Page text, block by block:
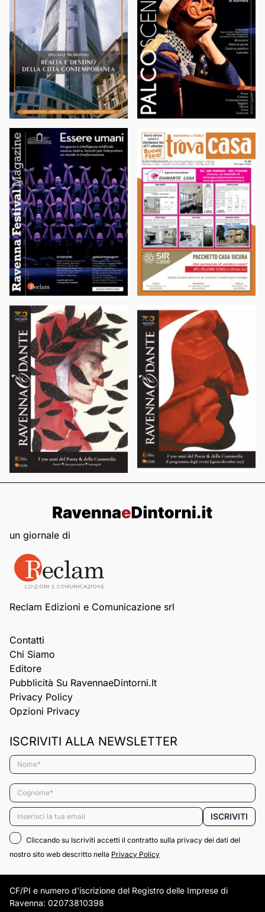
un giornale di
Reclam Edizioni e Comunicazione srl
Contatti
Chi Siamo
Editore
Pubblicità Su RavennaeDintorni.it
Privacy Policy
Opzioni Privacy
ISCRIVITI ALLA NEWSLETTER
Nome*
Cognome*
Email* ISCRIVITI
Cliccando su Iscriviti accetti il contratto sulla privacy dei dati del
nostro sito web descritto nella Privacy Policy
CF/PI e numero d'iscrizione del Registro delle Imprese di
Ravenna: 02073810398